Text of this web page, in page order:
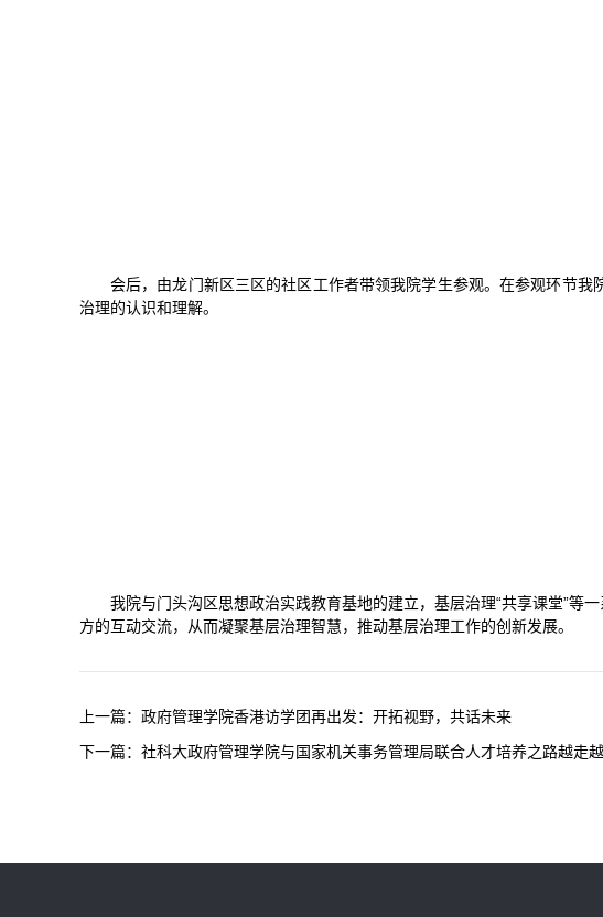
会后，由龙门新区三区的社区工作者带领我院学生参观。在参观环节
治理的认识和理解。
我院与门头沟区思想政治实践教育基地的建立，基层治理“共享课堂”等
方的互动交流，从而凝聚基层治理智慧，推动基层治理工作的创新发展。
上一篇： 政府管理学院香港访学团再出发：开拓视野，共话未来
下一篇： 社科大政府管理学院与国家机关事务管理局联合人才培养之路越走